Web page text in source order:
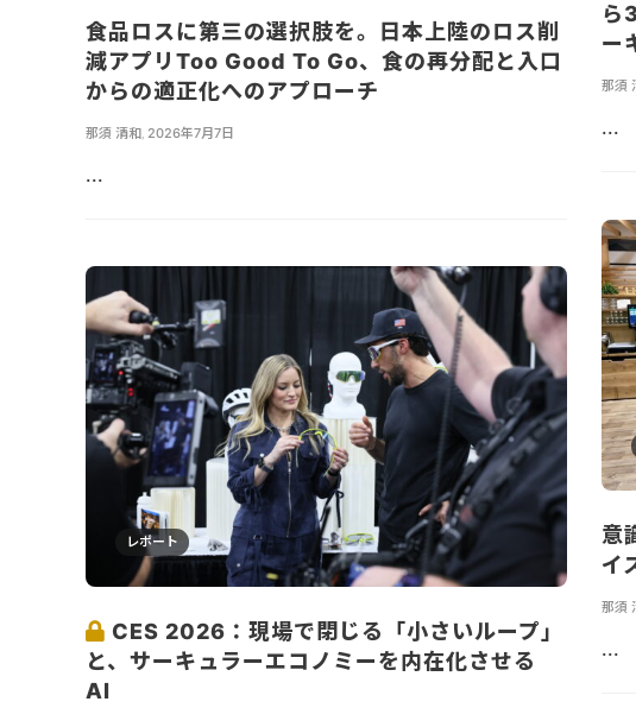
食品ロスに第三の選択肢を。日本上陸のロス削
減アプリToo Good To Go、食の再分配と入口
からの適正化へのアプローチ
那須 清和 2026年7月7日
...
ら
ー
那須
...
意
イ
那須
...
レポート
CES 2026：現場で閉じる「小さいループ」
と、サーキュラーエコノミーを内在化させる
AI